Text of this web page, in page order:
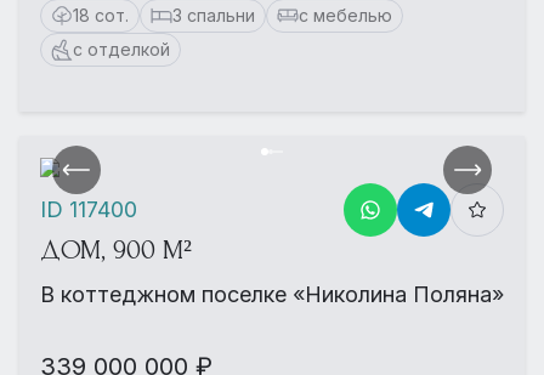
18 сот. 3 спальни
с мебелью
с отделкой
ДОМ, 900 М²
В коттеджном поселке «Николина Поляна»
339 000 000 ₽
ID 117400